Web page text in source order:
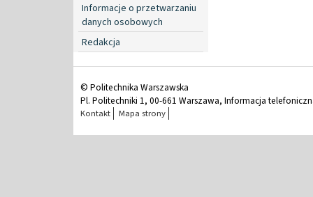
Informacje o przetwarzaniu
danych osobowych
Redakcja
© Politechnika Warszawska
Pl. Politechniki 1, 00-661 Warszawa, Informacja
Kontakt Mapa strony